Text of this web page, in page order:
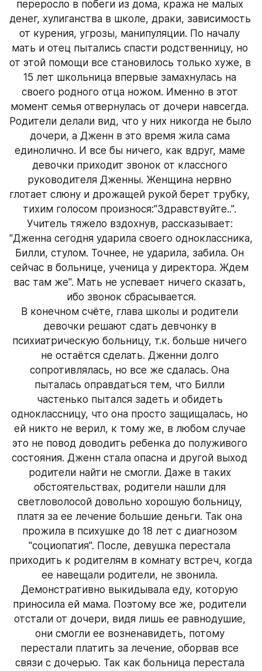
переросло в побеги из дома, кража не малых
денег, хулиганства в школе, драки, зависимость
от курения, угрозы, манипуляции. По началу
мать и отец пытались спасти родственницу, но
от этой помощи все становилось только хуже, в
15 лет школьница впервые замахнулась на
своего родного отца ножом. Именно в этот
момент семья отвернулась от дочери навсегда.
Родители делали вид, что у них никогда не было
дочери, а Дженн в это время жила сама
единолично. И все бы ничего, как вдруг, маме
девочки приходит звонок от классного
руководителя Дженны. Женщина нервно
глотает слюну и дрожащей рукой берет трубку,
тихим голосом произнося:"Здравствуйте..".
Учитель тяжело вздохнув, рассказывает:
"Дженна сегодня ударила своего одноклассника,
Билли, стулом. Точнее, не ударила, забила. Он
сейчас в больнице, ученица у директора. Ждем
вас там же". Мать не успевает ничего сказать,
ибо звонок сбрасывается.
В конечном счёте, глава школы и родители
девочки решают сдать девчонку в
психиатрическую больницу, т.к. больше ничего
не остаётся сделать. Дженни долго
сопротивлялась, но все же сдалась. Она
пыталась оправдаться тем, что Билли
частенько пытался задеть и обидеть
одноклассницу, что она просто защищалась, но
ей никто не верил, к тому же, в любом случае
это не повод доводить ребенка до полуживого
состояния. Дженн стала опасна и другой выход
родители найти не смогли. Даже в таких
обстоятельствах, родители нашли для
светловолосой довольно хорошую больницу,
платя за ее лечение большие деньги. Так она
прожила в психушке до 18 лет с диагнозом
"социопатия". После, девушка перестала
приходить к родителям в комнату встреч, когда
ее навещали родители, не звонила.
Демонстративно выкидывала еду, которую
приносила ей мама. Поэтому все же, родители
отстали от дочери, видя лишь ее равнодушие,
они смогли ее возненавидеть, потому
перестали платить за лечение, оборвав все
связи с дочерью. Так как больница перестала